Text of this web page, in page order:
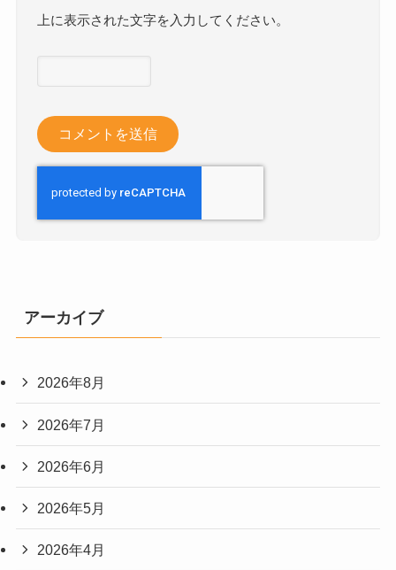
上に表示された文字を入力してください。
アーカイブ
2026年8月
2026年7月
2026年6月
2026年5月
2026年4月